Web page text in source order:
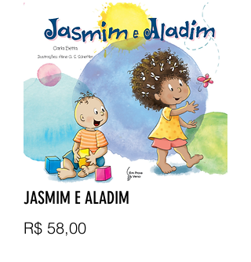
JASMIM E ALADIM
R$ 58,00Preço